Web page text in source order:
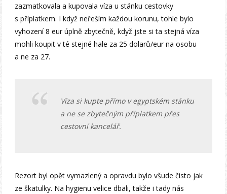
zazmatkovala a kupovala víza u stánku cestovky
s příplatkem. I když neřeším každou korunu, tohle bylo
vyhození 8 eur úplně zbytečně, když jste si ta stejná víza
mohli koupit v té stejné hale za 25 dolarů/eur na osobu
a ne za 27.
Víza si kupte přímo v egyptském stánku
a ne se zbytečným příplatkem přes
cestovní kancelář.
Rezort byl opět vymazlený a opravdu bylo všude čisto jak
ze škatulky. Na hygienu velice dbali, takže i tady nás